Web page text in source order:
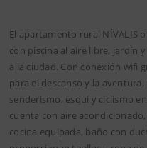
El apartamento rural NÍVALIS
con piscina al aire libre, jardín
a la ciudad. Con conexión wifi
para el descanso y la
senderismo, esquí y ciclismo
cuenta con aire
cocina equipada, baño con